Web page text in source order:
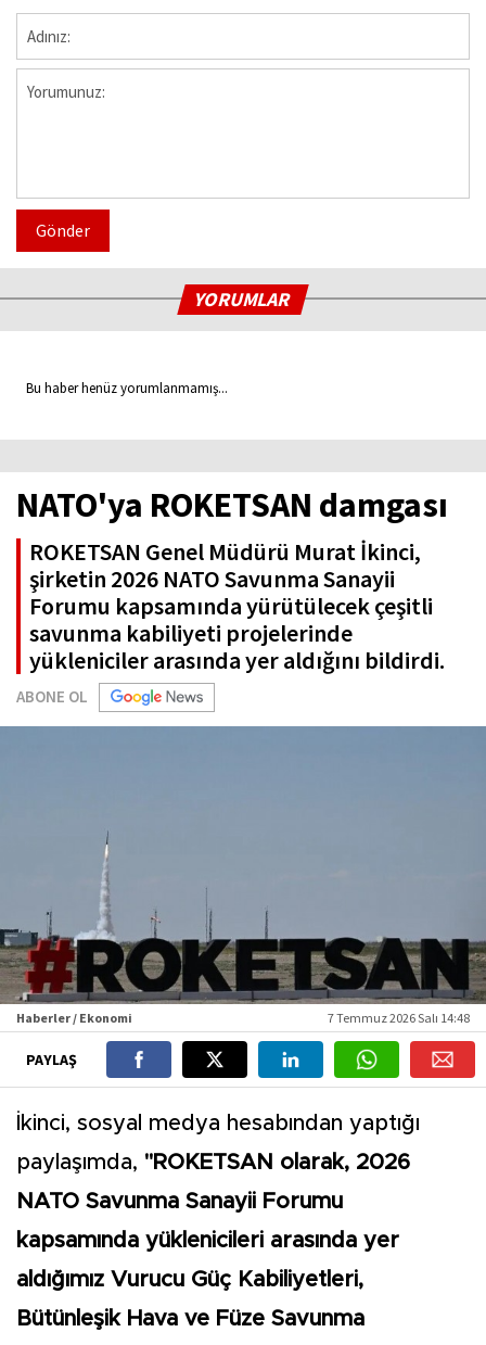
Gönder
YORUMLAR
Bu haber henüz yorumlanmamış...
NATO'ya ROKETSAN damgası
ROKETSAN Genel Müdürü Murat İkinci,
şirketin 2026 NATO Savunma Sanayii
Forumu kapsamında yürütülecek çeşitli
savunma kabiliyeti projelerinde
yükleniciler arasında yer aldığını bildirdi.
ABONE OL
Haberler / Ekonomi 7 Temmuz 2026 Salı 14:48
PAYLAŞ
İkinci, sosyal medya hesabından yaptığı
paylaşımda, "ROKETSAN olarak, 2026
NATO Savunma Sanayii Forumu
kapsamında yüklenicileri arasında yer
aldığımız Vurucu Güç Kabiliyetleri,
Bütünleşik Hava ve Füze Savunma